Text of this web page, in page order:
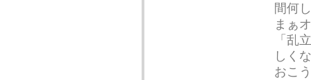
間何
まぁ
「乱
しく
おこ